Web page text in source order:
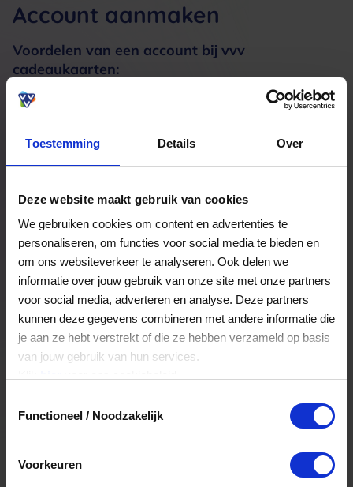
Toestemming Details Over
Deze website maakt gebruik van cookies
We gebruiken cookies om content en advertenties te
personaliseren, om functies voor social media te bieden en
om ons websiteverkeer te analyseren. Ook delen we
informatie over jouw gebruik van onze site met onze partners
voor social media, adverteren en analyse. Deze partners
kunnen deze gegevens combineren met andere informatie die
je aan ze hebt verstrekt of die ze hebben verzameld op basis
van jouw gebruik van hun services.
Functioneel / Noodzakelijk
Voorkeuren
Account aanmaken
Voordelen van een account bij vvv
cadeaukaarten:
Meerdere adressen registreren
Een bestelling volgen
Nog veel meer...
Maak account aan